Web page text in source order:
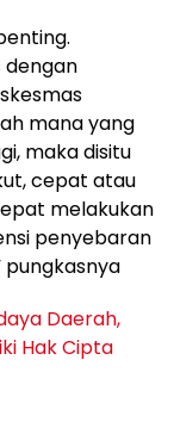
dengan
mana yang
maka disitu
cepat atau
melakukan
penyebaran
Daerah,
Hak Cipta